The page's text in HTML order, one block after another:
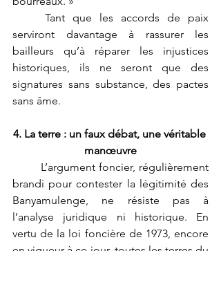
serviront davantage à rassurer les
bailleurs qu’à réparer les injustices
historiques, ils ne seront que des
signatures sans substance, des pactes
sans âme.
4. La terre : un faux débat, une véritable
manœuvre
brandi pour contester la légitimité des
Banyamulenge, ne résiste pas à
l’analyse juridique ni historique. En
vertu de la loi foncière de 1973, encore
en vigueur à ce jour, toutes les terres du